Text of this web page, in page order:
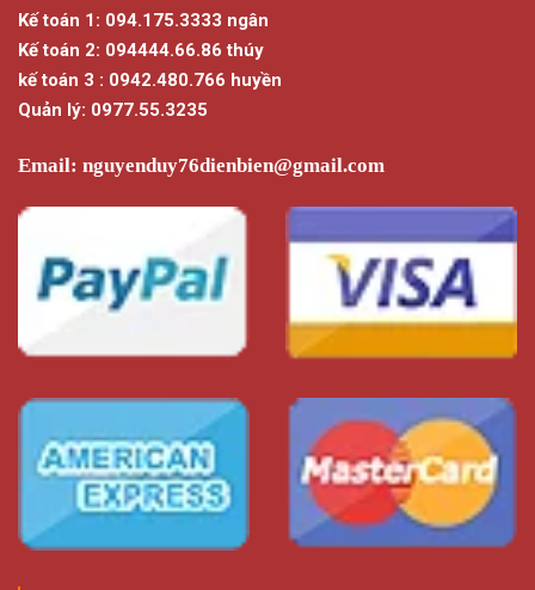
Kế toán 1: 094.175.3333 ngân
Kế toán 2: 094444.66.86 thúy
kế toán 3 : 0942.480.766 huyền
Quản lý: 0977.55.3235
Email: nguyenduy76dienbien@gmail.com